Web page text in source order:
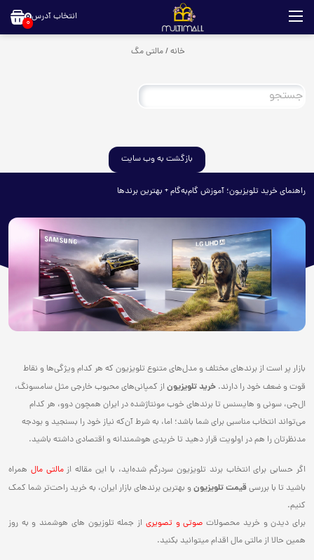
انتخاب آدرس0
خانه/مالتی مگ
بازگشت به وب سایت
راهنمای خرید تلویزیون؛ آموزش گام‌به‌گام + بهترین برندها
بازار پر است از برندهای مختلف و مدل‌های متنوع تلویزیون که هر کدام ویژگی‌ها و نقاط
قوت و ضعف خود را دارند. خرید تلویزیون از کمپانی‌های محبوب خارجی مثل سامسونگ،
ا‌ل‌جی، سونی و هایسنس تا برندهای خوب مونتاژشده در ایران همچون دوو، هر کدام
می‌تواند انتخاب مناسبی برای شما باشد؛ اما، به شرط آن‌که نیاز خود را بسنجید و بودجه
مدنظرتان را هم در اولویت قرار دهید تا خریدی هوشمندانه و اقتصادی داشته باشید.
اگر حسابی برای انتخاب برند تلویزیون سردرگم شده‌اید، با این مقاله ازمالتی‌ مال همراه
باشید تا با بررسیقیمت تلویزیونو بهترین برندهای بازار ایران، به خرید راحت‌تر شما کمک
کنیم.
برای دیدن و خرید محصولاتصوتی و تصویری از جمله تلوزیون های هوشمند و به روز
همین حالا از مالتی مال اقدام میتوانید بکنید.